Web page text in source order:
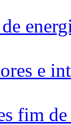
e
fim de